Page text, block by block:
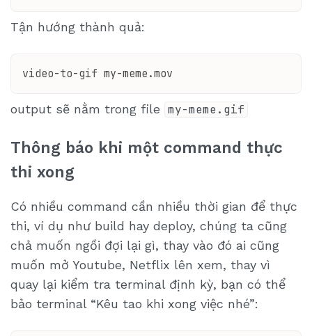
Tận hướng thành quả:
video-to-gif my-meme .mov
output sẽ nằm trong file my-meme.gif
Thông báo khi một command thực
thi xong
Có nhiều command cần nhiều thời gian để thực
thi, ví dụ như build hay deploy, chúng ta cũng
chả muốn ngồi đợi lại gì, thay vào đó ai cũng
muốn mở Youtube, Netflix lên xem, thay vì
quay lại kiểm tra terminal định kỳ, bạn có thể
bảo terminal “Kêu tao khi xong việc nhé”: